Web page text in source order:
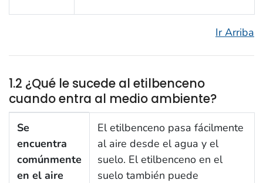
Ir Arriba
1.2 ¿Qué le sucede al etilbenceno
cuando entra al medio ambiente?
Se
encuentra
comúnmente
en el aire
El etilbenceno pasa fácilmente
al aire desde el agua y el
suelo. El etilbenceno en el
suelo también puede